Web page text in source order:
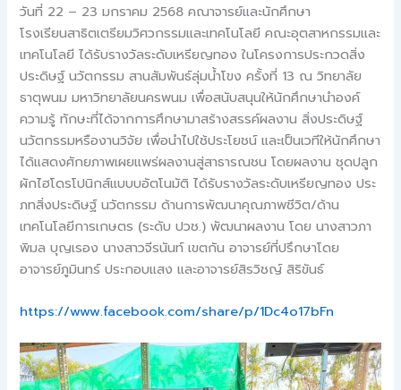
วันที่ 22 – 23 มกราคม 2568 คณาจารย์และนักศึกษา
โรงเรียนสาธิตเตรียมวิศวกรรมและเทคโนโลยี คณะอุตสาหกรรมและ
เทคโนโลยี ได้รับรางวัลระดับเหรียญทอง ในโครงการประกวดสิ่ง
ประดิษฐ์ นวัตกรรม สานสัมพันธ์ลุ่มน้ำโขง ครั้งที่ 13 ณ วิทยาลัย
ธาตุพนม มหาวิทยาลัยนครพนม เพื่อสนับสนุนให้นักศึกษานำองค์
ความรู้ ทักษะที่ได้จากการศึกษามาสร้างสรรค์ผลงาน สิ่งประดิษฐ์
นวัตกรรมหรืองานวิจัย เพื่อนำไปใช้ประโยชน์ และเป็นเวทีให้นักศึกษา
ได้แสดงศักยภาพเผยแพร่ผลงานสู่สาธารณชน โดยผลงาน ชุดปลูก
ผักไฮโดรโปนิกส์แบบบอัตโนมัติ ได้รับรางวัลระดับเหรียญทอง ประ
ภทสิ่งประดิษฐ์ นวัตกรรม ด้านการพัฒนาคุณภาพชีวิต/ด้าน
เทคโนโลยีการเกษตร (ระดับ ปวช.) พัฒนาผลงาน โดย นางสาวภา
พิมล บุญเรอง นางสาวจีรนันท์ เขตกัน อาจารย์ที่ปรึกษาโดย
อาจารย์ภูมินทร์ ประกอบแสง และอาจารย์สิรวิชญ์ สิริขันธ์
https://www.facebook.com/share/p/1Dc4o17bFn